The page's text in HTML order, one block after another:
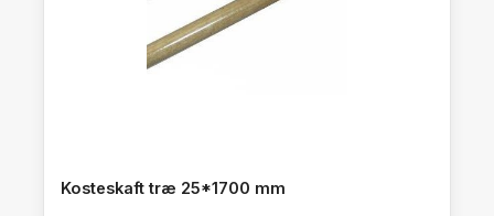
Kosteskaft træ 25*1700 mm